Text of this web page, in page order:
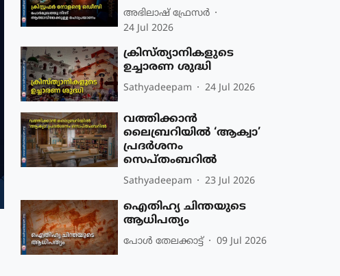
അഭിലാഷ് ഫ്രേസര്‍
24 Jul 2026
ക്രിസ്ത്യാനികളുടെ
ഉച്ചാരണ ശുദ്ധി
Sathyadeepam 24 Jul 2026
വത്തിക്കാന്‍
ലൈബ്രറിയില്‍ ‘ആക്വാ’
പ്രദര്‍ശനം
സെപ്തംബറില്‍
Sathyadeepam 23 Jul 2026
ഐതിഹ്യ ചിന്തയുടെ
ആധിപത്യം
പോള്‍ തേലക്കാട്ട്‌ 09 Jul 2026